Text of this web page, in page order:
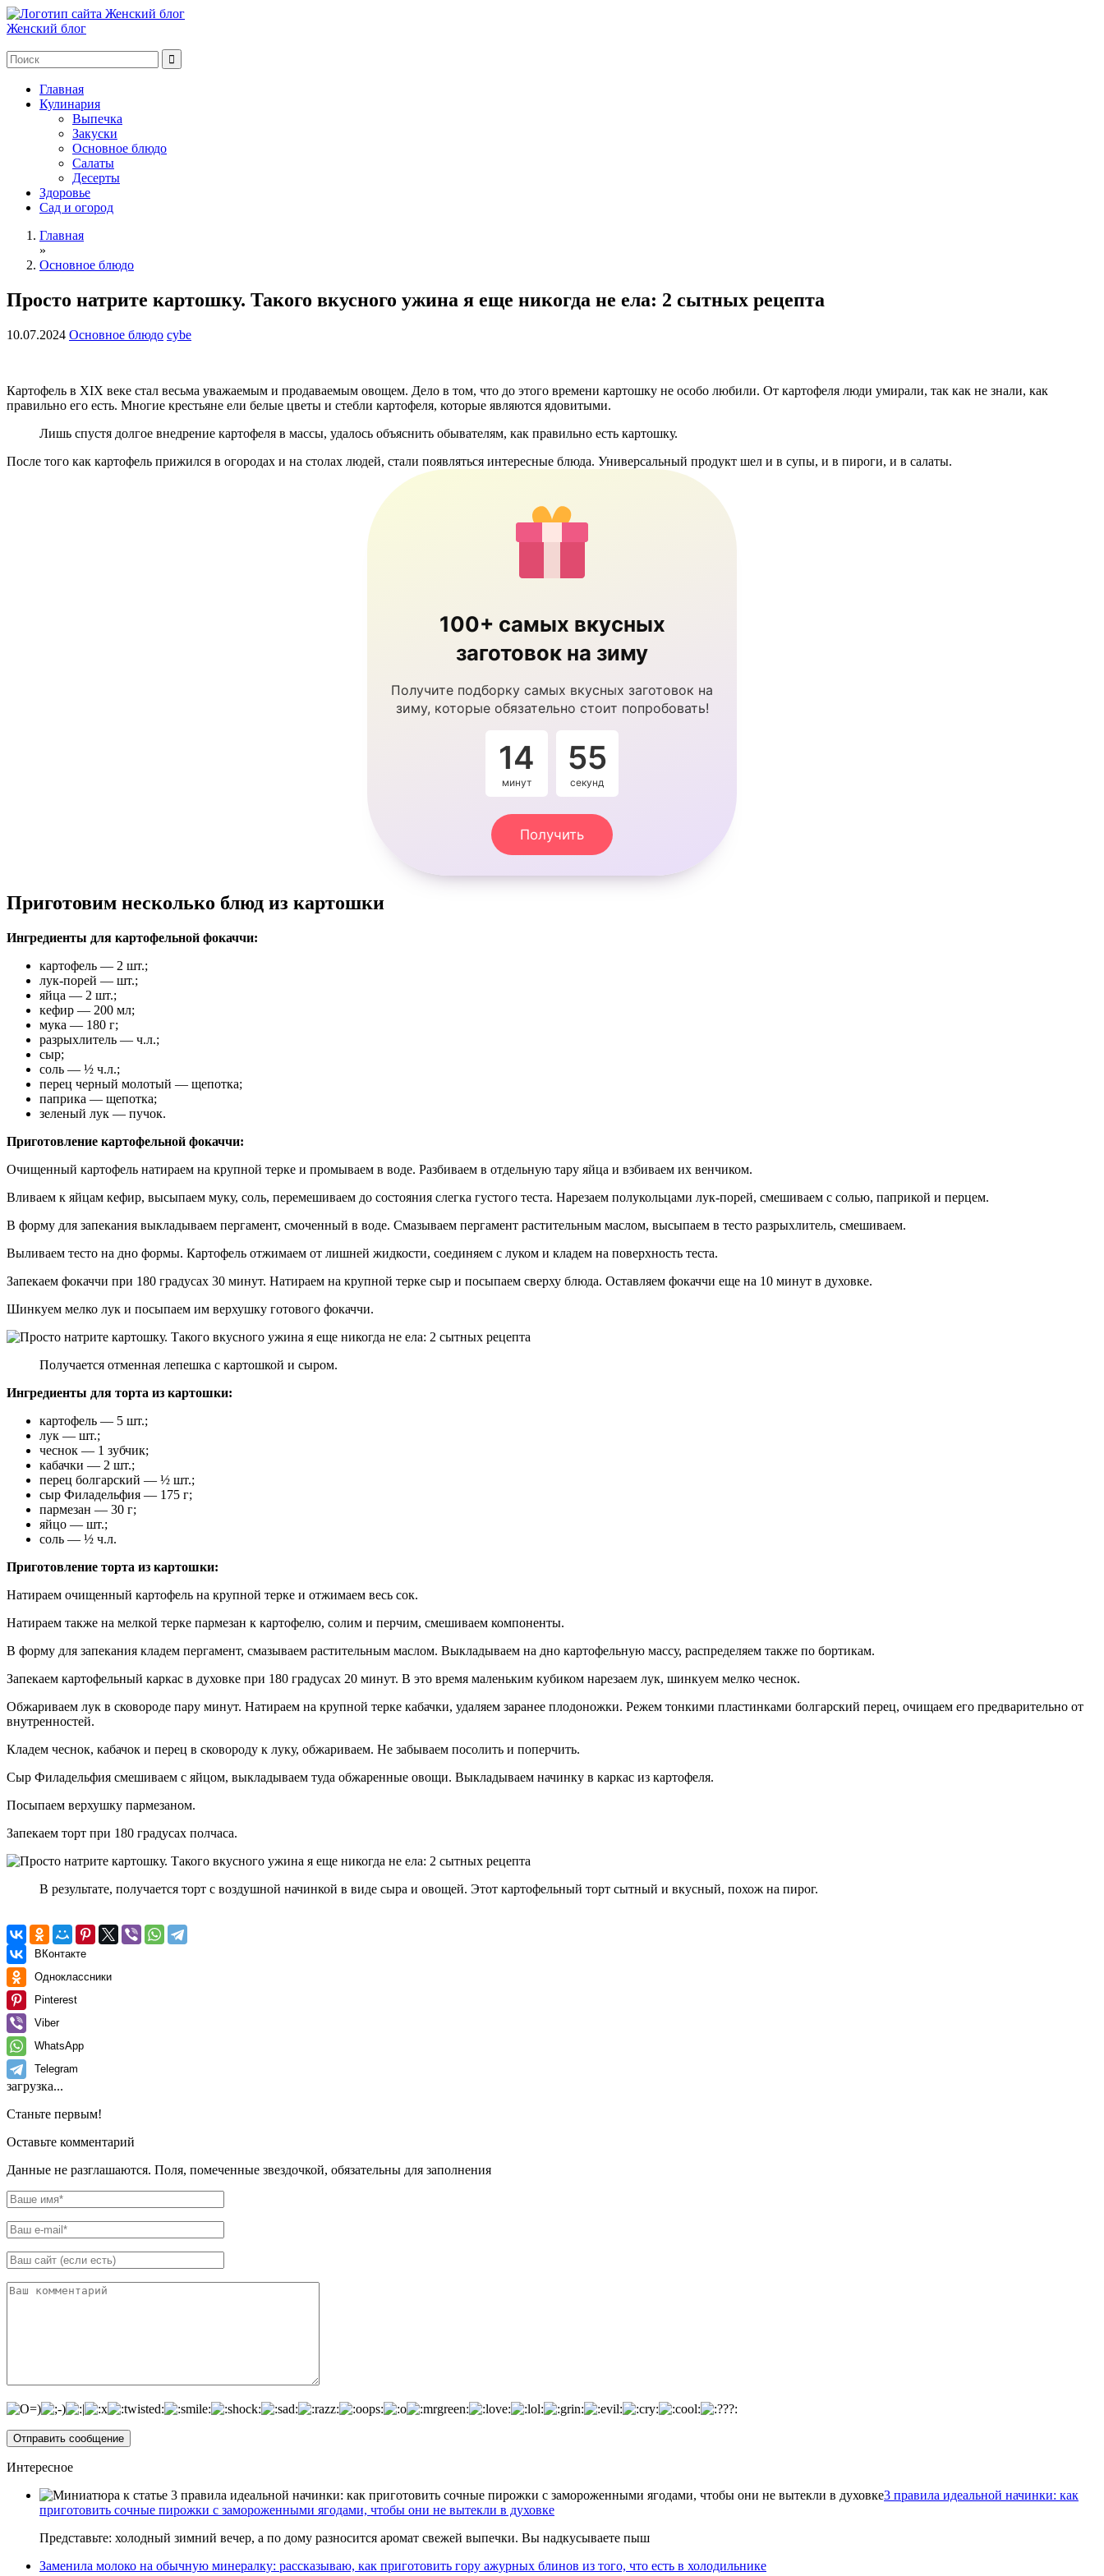
Женский блог
Главная
Кулинария
Выпечка
Закуски
Основное блюдо
Салаты
Десерты
Здоровье
Сад и огород
Главная
»
Основное блюдо
Просто натрите картошку. Такого вкусного ужина я еще никогда не ела: 2 сытных рецепта
10.07.2024 Основное блюдо cybe
Картофель в XIX веке стал весьма уважаемым и продаваемым овощем. Дело в том, что до этого времени картошку не особо любили. От картофеля люди умирали, так как не знали, как
правильно его есть. Многие крестьяне ели белые цветы и стебли картофеля, которые являются ядовитыми.
Лишь спустя долгое внедрение картофеля в массы, удалось объяснить обывателям, как правильно есть картошку.
После того как картофель прижился в огородах и на столах людей, стали появляться интересные блюда. Универсальный продукт шел и в супы, и в пироги, и в салаты.
100+ самых вкусных
заготовок на зиму
Получите подборку самых вкусных заготовок на
зиму, которые обязательно стоит попробовать!
14
минут
54
секунды
Получить
Приготовим несколько блюд из картошки
Ингредиенты для картофельной фокаччи:
картофель — 2 шт.;
лук-порей — шт.;
яйца — 2 шт.;
кефир — 200 мл;
мука — 180 г;
разрыхлитель — ч.л.;
сыр;
соль — ½ ч.л.;
перец черный молотый — щепотка;
паприка — щепотка;
зеленый лук — пучок.
Приготовление картофельной фокаччи:
Очищенный картофель натираем на крупной терке и промываем в воде. Разбиваем в отдельную тару яйца и взбиваем их венчиком.
Вливаем к яйцам кефир, высыпаем муку, соль, перемешиваем до состояния слегка густого теста. Нарезаем полукольцами лук-порей, смешиваем с солью, паприкой и перцем.
В форму для запекания выкладываем пергамент, смоченный в воде. Смазываем пергамент растительным маслом, высыпаем в тесто разрыхлитель, смешиваем.
Выливаем тесто на дно формы. Картофель отжимаем от лишней жидкости, соединяем с луком и кладем на поверхность теста.
Запекаем фокаччи при 180 градусах 30 минут. Натираем на крупной терке сыр и посыпаем сверху блюда. Оставляем фокаччи еще на 10 минут в духовке.
Шинкуем мелко лук и посыпаем им верхушку готового фокаччи.
Получается отменная лепешка с картошкой и сыром.
Ингредиенты для торта из картошки:
картофель — 5 шт.;
лук — шт.;
чеснок — 1 зубчик;
кабачки — 2 шт.;
перец болгарский — ½ шт.;
сыр Филадельфия — 175 г;
пармезан — 30 г;
яйцо — шт.;
соль — ½ ч.л.
Приготовление торта из картошки:
Натираем очищенный картофель на крупной терке и отжимаем весь сок.
Натираем также на мелкой терке пармезан к картофелю, солим и перчим, смешиваем компоненты.
В форму для запекания кладем пергамент, смазываем растительным маслом. Выкладываем на дно картофельную массу, распределяем также по бортикам.
Запекаем картофельный каркас в духовке при 180 градусах 20 минут. В это время маленьким кубиком нарезаем лук, шинкуем мелко чеснок.
Обжариваем лук в сковороде пару минут. Натираем на крупной терке кабачки, удаляем заранее плодоножки. Режем тонкими пластинками болгарский перец, очищаем его предварительно от
внутренностей.
Кладем чеснок, кабачок и перец в сковороду к луку, обжариваем. Не забываем посолить и поперчить.
Сыр Филадельфия смешиваем с яйцом, выкладываем туда обжаренные овощи. Выкладываем начинку в каркас из картофеля.
Посыпаем верхушку пармезаном.
Запекаем торт при 180 градусах полчаса.
В результате, получается торт с воздушной начинкой в виде сыра и овощей. Этот картофельный торт сытный и вкусный, похож на пирог.
ВКонтакте
Одноклассники
Pinterest
Viber
WhatsApp
Telegram
загрузка...
Станьте первым!
Оставьте комментарий
Данные не разглашаются. Поля, помеченные звездочкой, обязательны для заполнения
Интересное
3 правила идеальной начинки: как
приготовить сочные пирожки с замороженными ягодами, чтобы они не вытекли в духовке
Представьте: холодный зимний вечер, а по дому разносится аромат свежей выпечки. Вы надкусываете пыш
Заменила молоко на обычную минералку: рассказываю, как приготовить гору ажурных блинов из того, что есть в холодильнике